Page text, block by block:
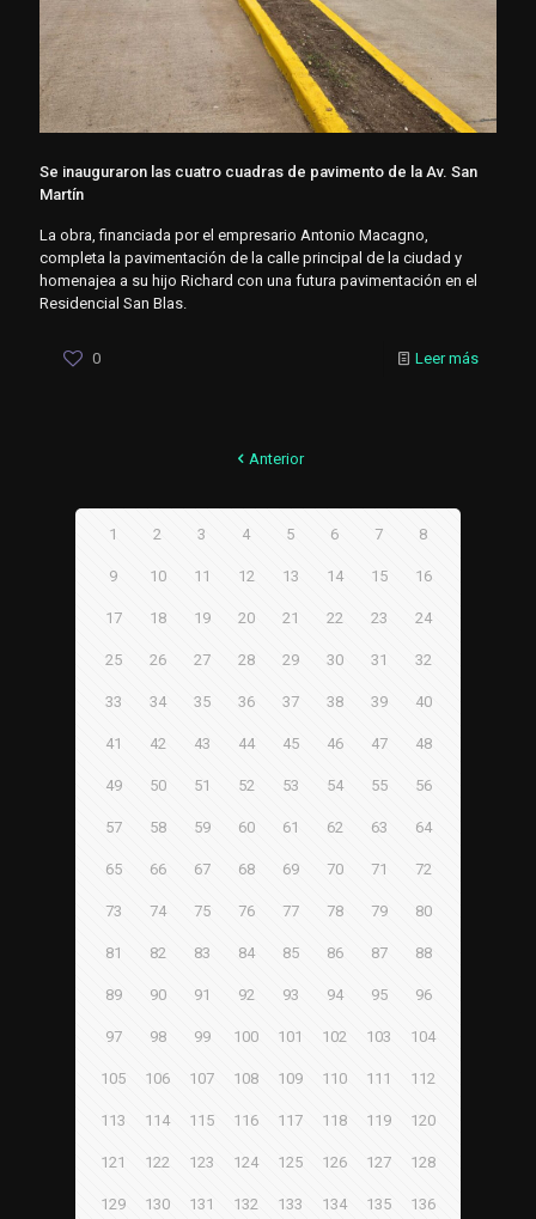
Se inauguraron las cuatro cuadras de pavimento de la Av. San
Martín
La obra, financiada por el empresario Antonio Macagno,
completa la pavimentación de la calle principal de la ciudad y
homenajea a su hijo Richard con una futura pavimentación en el
Residencial San Blas.
0 Leer más
Anterior
1 2 3 4 5 6 7 8
9 10 11 12 13 14 15 16
17 18 19 20 21 22 23 24
25 26 27 28 29 30 31 32
33 34 35 36 37 38 39 40
41 42 43 44 45 46 47 48
49 50 51 52 53 54 55 56
57 58 59 60 61 62 63 64
65 66 67 68 69 70 71 72
73 74 75 76 77 78 79 80
81 82 83 84 85 86 87 88
89 90 91 92 93 94 95 96
97 98 99 100 101 102 103 104
105 106 107 108 109 110 111 112
113 114 115 116 117 118 119 120
121 122 123 124 125 126 127 128
129 130 131 132 133 134 135 136